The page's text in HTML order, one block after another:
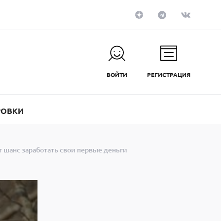
ВОЙТИ РЕГИСТРАЦИЯ
заработать свои первые деньги